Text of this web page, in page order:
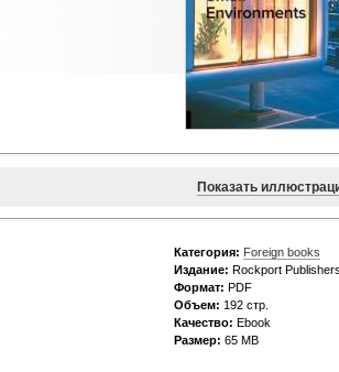
Показать
Категория: Foreign books
Издание: Rockport
Формат: PDF
Объем: 192 стр.
Качество: Ebook
Размер: 65 МВ